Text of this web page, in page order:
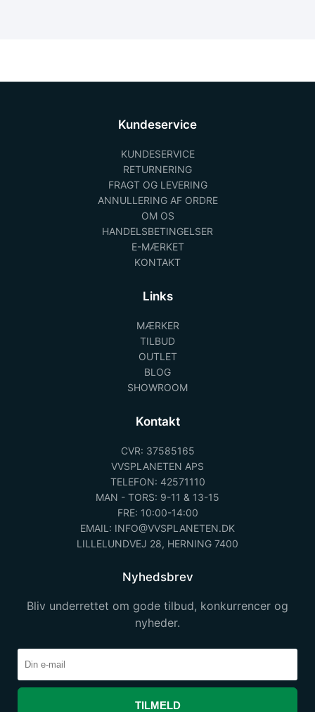
Kundeservice
KUNDESERVICE
RETURNERING
FRAGT OG LEVERING
ANNULLERING AF ORDRE
OM OS
HANDELSBETINGELSER
E-MÆRKET
KONTAKT
Links
MÆRKER
TILBUD
OUTLET
BLOG
SHOWROOM
Kontakt
CVR: 37585165
VVSPLANETEN APS
TELEFON: 42571110
MAN - TORS: 9-11 & 13-15
FRE: 10:00-14:00
EMAIL: INFO@VVSPLANETEN.DK
LILLELUNDVEJ 28, HERNING 7400
Nyhedsbrev
Bliv underrettet om gode tilbud, konkurrencer og
nyheder.
TILMELD